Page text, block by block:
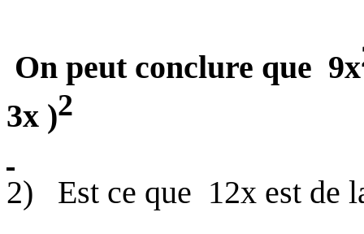
On peut conclure que 9x
3x )2
2) Est ce que 12x est de